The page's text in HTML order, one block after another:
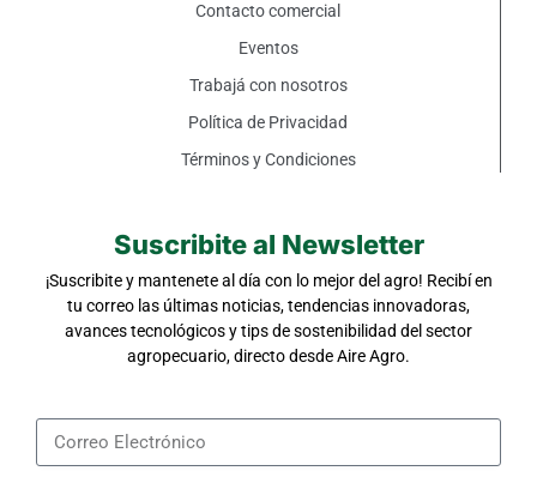
Contacto comercial
Eventos
Trabajá con nosotros
Política de Privacidad
Términos y Condiciones
Suscribite al Newsletter
¡Suscribite y mantenete al día con lo mejor del agro! Recibí en
tu correo las últimas noticias, tendencias innovadoras,
avances tecnológicos y tips de sostenibilidad del sector
agropecuario, directo desde Aire Agro.